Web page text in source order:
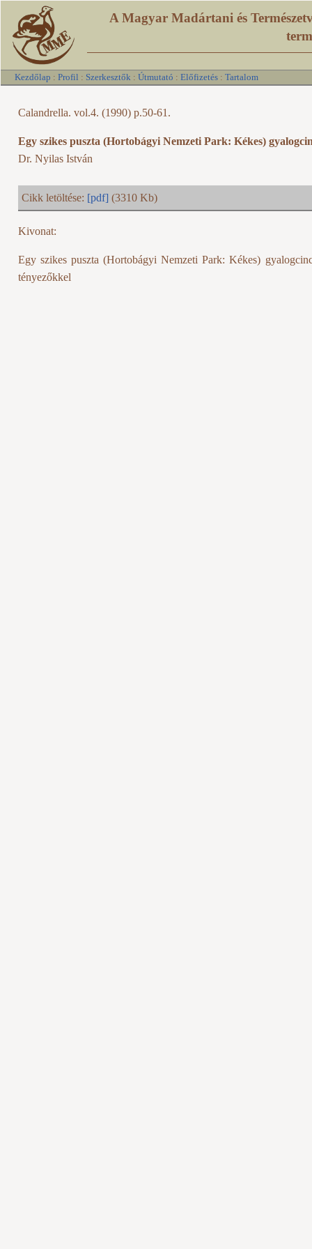
A Magyar Madártani és
Kezdőlap : Profil : Szerkesztők : Útmutató : Előfizetés : Tartalom
Calandrella. vol.4. (1990) p.50-61.
Egy szikes puszta (Hortobágyi Nemzeti Park: Kékes)
Dr. Nyilas István
Cikk letöltése: [pdf] (3310 Kb)
Kivonat:
Egy szikes puszta (Hortobágyi Nemzeti Park: Kékes)
tényezőkkel